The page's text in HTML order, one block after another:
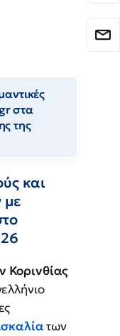
στα
της
και
με
Κορινθίας
των